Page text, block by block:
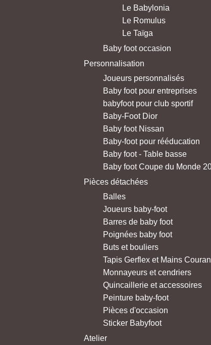
Le Babylonia
Le Romulus
Le Taïga
Baby foot occasion
Personnalisation
Joueurs personnalisés
Baby foot pour entreprises
babyfoot pour club sportif
Baby-Foot Dior
Baby foot Nissan
Baby-foot pour rééducation
Baby foot - Table basse
Baby foot Coupe du Monde
Pièces détachées
Balles
Joueurs baby-foot
Barres de baby foot
Poignées baby foot
Buts et bouliers
Tapis Gerflex et Mains
Monnayeurs et cendriers
Quincaillerie et accessoires
Peinture baby-foot
Pièces d'occasion
Sticker Babyfoot
Atelier